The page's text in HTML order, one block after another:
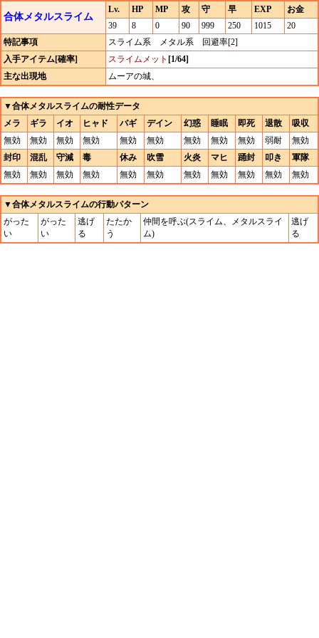
合体メタルスライム
Lv. HP MP 攻 守 早 EXP
お金
39
8 0 90 999 250 1015
20
特記事項
スライム系 メタル系 回避率[2]
入手アイテム[確率]
スライムメット [1/64]
主な出現地
ムーアの城、
▼合体メタルスライムの耐性データ
メラ
ギラ イオ ヒャド バギ デイン 幻惑 睡眠 即死 退散
吸収
無効
無効 無効 無効 無効 無効 無効 無効 無効 弱耐
無効
封印
混乱 守減 毒 休み 吹雪 火炎 マヒ 踊封 叩き
軍隊
無効
無効 無効 無効 無効 無効 無効 無効 無効 無効 無効
▼合体メタルスライムの行動パターン
がった
い
がった
い
逃げ
る
たたか
う
仲間を呼ぶ(スライム、メタルスライ
ム)
逃げ
る